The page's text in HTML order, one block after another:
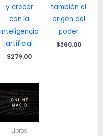
y crecer
con la
inteligencia
artificial
$279.00
también el
origen del
poder
$260.00
Libros